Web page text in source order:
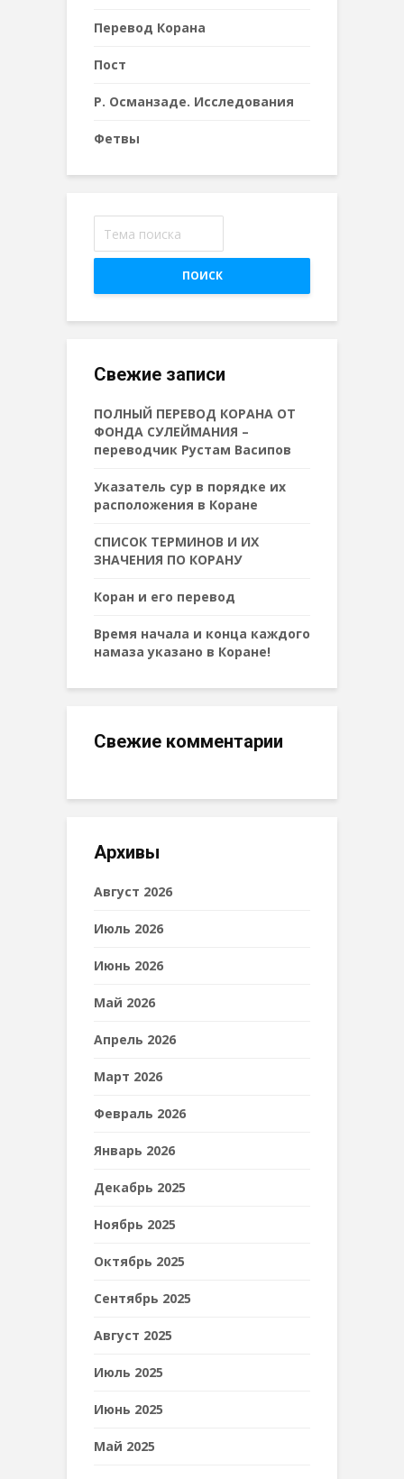
Перевод Корана
Пост
Р. Османзаде. Исследования
Фетвы
ПОИСК
Свежие записи
ПОЛНЫЙ ПЕРЕВОД КОРАНА ОТ
ФОНДА СУЛЕЙМАНИЯ –
переводчик Рустам Васипов
Указатель сур в порядке их
расположения в Коране
СПИСОК ТЕРМИНОВ И ИХ
ЗНАЧЕНИЯ ПО КОРАНУ
Коран и его перевод
Время начала и конца каждого
намаза указано в Коране!
Свежие комментарии
Архивы
Август 2026
Июль 2026
Июнь 2026
Май 2026
Апрель 2026
Март 2026
Февраль 2026
Январь 2026
Декабрь 2025
Ноябрь 2025
Октябрь 2025
Сентябрь 2025
Август 2025
Июль 2025
Июнь 2025
Май 2025